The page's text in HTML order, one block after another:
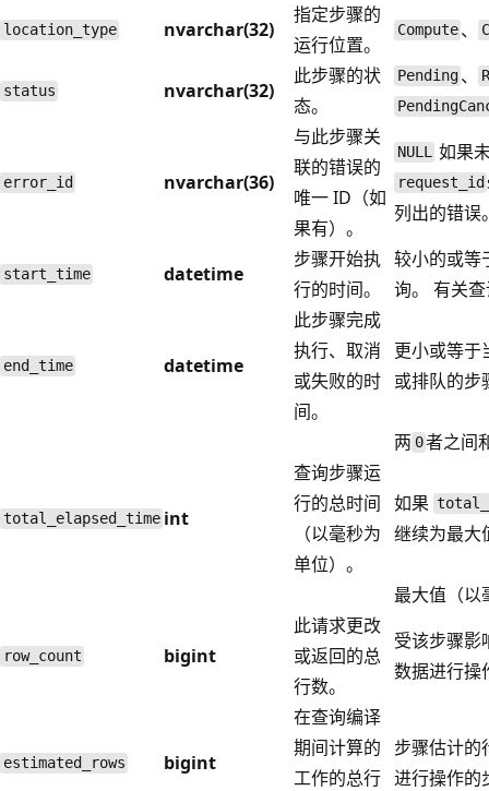
location_type nvarchar(32)
指定步骤的
运行位置。
Compute 、
status nvarchar(32)
此步骤的状
态。
Pending 、
error_id nvarchar(36)
与此步骤关
联的错误的
唯一 ID（如
果有）。
NULL 如果
request_id
列出的错误
start_time datetime
步骤开始执
行的时间。
较小的或等
询。 有关
end_time datetime
此步骤完成
执行、取消
或失败的时
间。
更小或等
或排队的步
total_elapsed_time int
查询步骤运
行的总时间
（以毫秒为
单位）。
两 0者之间
如果
继续为最大
最大值（以
row_count bigint
此请求更改
或返回的总
行数。
受该步骤影
数据进行操
estimated_rows bigint
在查询编译
期间计算的
工作的总行
步骤估计的
进行操作的